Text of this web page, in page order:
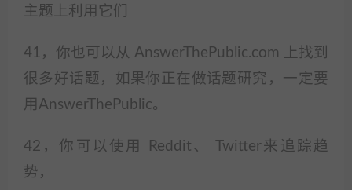
主题上利用它们
41，你也可以从 AnswerThePublic.com 上找到
很多好话题，如果你正在做话题研究，一定要
用AnswerThePublic。
42，你可以使用 Reddit、 Twitter来追踪趋
势，